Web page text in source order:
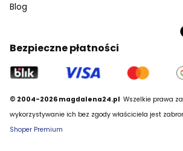
Blog
Bezpieczne płatności
© 2004-2026 magdalena24.pl Wszelkie prawa
wykorzystywanie ich bez zgody właściciela jest
Shoper Premium